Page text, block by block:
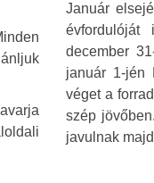
Január
évfordulóját
december
január 1-jén
véget a
szép
javulnak